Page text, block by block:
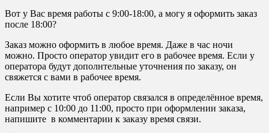
Вот у Вас время работы с 9:00-18:00, а могу я оформить заказ
после 18:00?
Заказ можно оформить в любое время. Даже в час ночи
можно. Просто оператор увидит его в рабочее время. Если у
оператора будут дополнтельные уточнения по заказу, он
свяжется с вами в рабочее время.
Если Вы хотите чтоб оператор связался в определённое время,
например с 10:00 до 11:00, просто при оформлении заказа,
напишите в комментарии к заказу время связи.